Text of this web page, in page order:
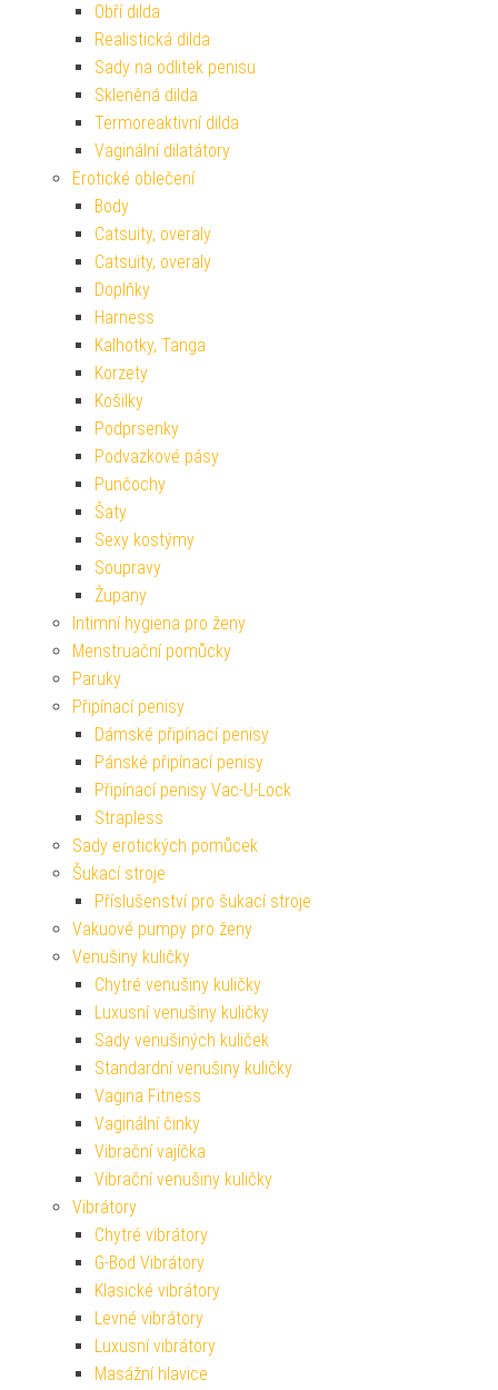
Obří dilda
Realistická dilda
Sady na odlitek penisu
Skleněná dilda
Termoreaktivní dilda
Vaginální dilatátory
Erotické oblečení
Body
Catsuity, overaly
Catsuity, overaly
Doplňky
Harness
Kalhotky, Tanga
Korzety
Košilky
Podprsenky
Podvazkové pásy
Punčochy
Šaty
Sexy kostýmy
Soupravy
Župany
Intimní hygiena pro ženy
Menstruační pomůcky
Paruky
Připínací penisy
Dámské připínací penisy
Pánské připínací penisy
Připínací penisy Vac-U-Lock
Strapless
Sady erotických pomůcek
Šukací stroje
Příslušenství pro šukací stroje
Vakuové pumpy pro ženy
Venušiny kuličky
Chytré venušiny kuličky
Luxusní venušiny kuličky
Sady venušiných kuliček
Standardní venušiny kuličky
Vagina Fitness
Vaginální činky
Vibrační vajíčka
Vibrační venušiny kuličky
Vibrátory
Chytré vibrátory
G-Bod Vibrátory
Klasické vibrátory
Levné vibrátory
Luxusní vibrátory
Masážní hlavice